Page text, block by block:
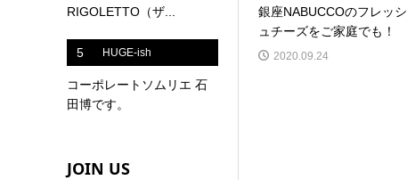
銀座NABUCCOのフレッシ
ュチーズをご家庭でも！
2020.09.24
RIGOLETTO（ザ...
5 HUGE-ish
コーポレートソムリエ 石
田博です。
JOIN US